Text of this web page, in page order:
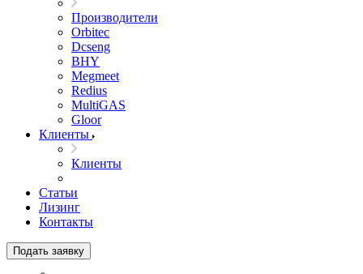
Производители
Orbitec
Dcseng
BHY
Megmeet
Redius
MultiGAS
Gloor
Клиенты
Клиенты
Статьи
Лизинг
Контакты
Подать заявку